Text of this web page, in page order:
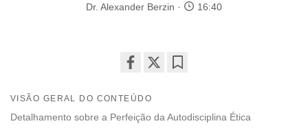
Dr. Alexander Berzin 16:40
on
facebook
VISÃO GERAL DO CONTEÚDO
Detalhamento sobre a Perfeição da Autodisciplina Ética